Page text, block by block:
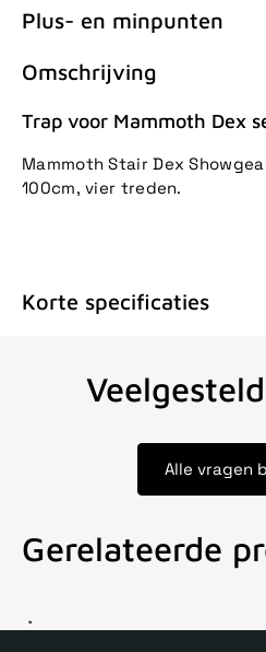
Plus- en minpunten
Omschrijving
Trap voor Mammoth Dex
Mammoth Stair Dex
100cm, vier treden.
Korte specificaties
Alle vragen
Gerelateerde
Voor 15uur besteld, zelfde dag